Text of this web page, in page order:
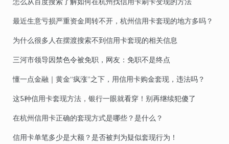
最近生意亏损严重资金周转不开，杭州信用卡套现的地方多吗？
为什么很多人在摆渡搜索不到信用卡套现的相关信息
三河市领导因禁色令被免职，网友：免职不是终点
懂一点金融｜黄金“疯涨”之下，用信用卡购金套现，违法吗？
这5种信用卡套现方法，银行一眼就看穿！别再继续犯傻了
在杭州信用卡正确的套现方式是哪些？是什么？
信用卡单笔多少是大额？是否被判为疑似套现行为！